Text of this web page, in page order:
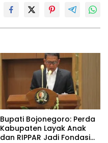
Bupati Bojonegoro: Perda
Kabupaten Layak Anak
dan RIPPAR Jadi Fondasi